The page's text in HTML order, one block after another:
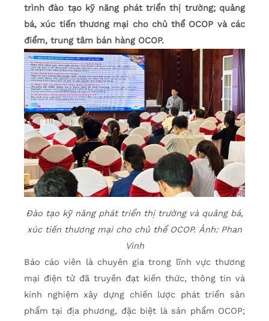
trình đào tạo kỹ năng phát triển thị trường; quảng
bá, xúc tiến thương mại cho chủ thể OCOP và các
điểm, trung tâm bán hàng OCOP.
Đào tạo kỹ năng phát triển thị trường và quảng bá,
xúc tiến thương mại cho chủ thể OCOP. Ảnh: Phan
Vinh
Báo cáo viên là chuyên gia trong lĩnh vực thương
mại điện tử đã truyền đạt kiến thức, thông tin và
kinh nghiệm xây dựng chiến lược phát triển sản
phẩm tại địa phương, đặc biệt là sản phẩm OCOP;